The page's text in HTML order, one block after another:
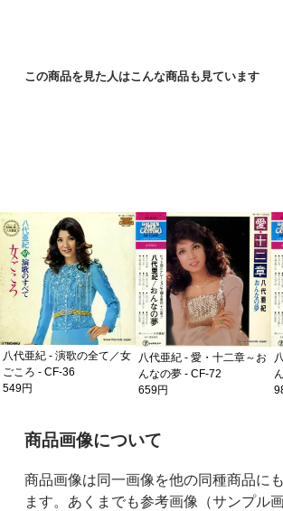
この商品を見た人はこんな商品も見ています
八代亜紀 - 演歌の全て／女
ごころ - CF-36
549円
八代亜紀 - 愛・十二章～お
んなの夢 - CF-72
659円
ご購入前の注意事項
商品画像について
商品画像は同一画像を他の同種商品に
ます。あくまでも参考画像（サンプル